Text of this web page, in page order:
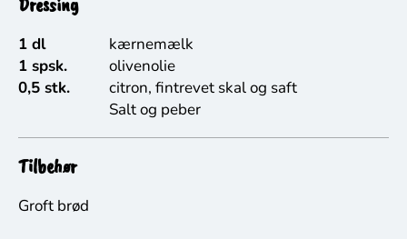
1 dl
kærnemælk
1 spsk.
olivenolie
0,5 stk.
citron, fintrevet skal og saft
Salt og peber
Tilbehør
Groft brød